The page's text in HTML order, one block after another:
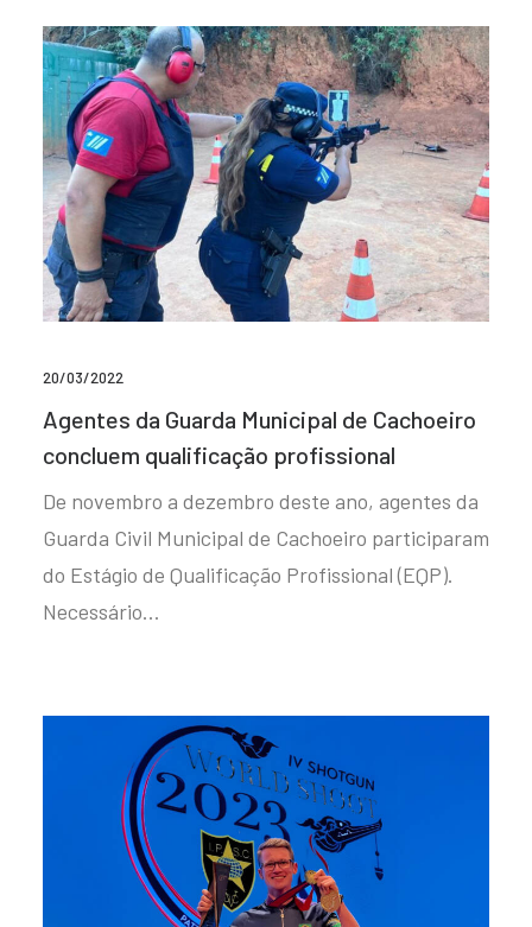
20/03/2022
Agentes da Guarda Municipal de Cachoeiro
concluem qualificação profissional
De novembro a dezembro deste ano, agentes da
Guarda Civil Municipal de Cachoeiro participaram
do Estágio de Qualificação Profissional (EQP).
Necessário…